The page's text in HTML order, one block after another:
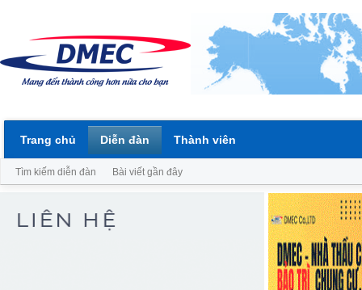
Trang chủ Diễn đàn
Tìm kiếm diễn đàn Bài viết gần đây
Thành viên